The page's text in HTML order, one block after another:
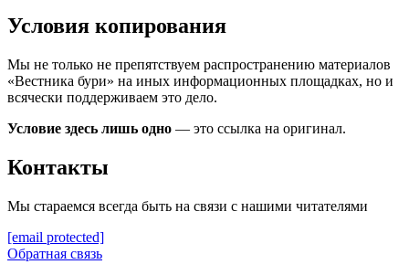
Условия копирования
Мы не только не препятствуем распространению материалов
«Вестника бури» на иных информационных площадках, но и
всячески поддерживаем это дело.
Условие здесь лишь одно — это ссылка на оригинал.
Контакты
Мы стараемся всегда быть на связи с нашими читателями
[email protected]
Обратная связь